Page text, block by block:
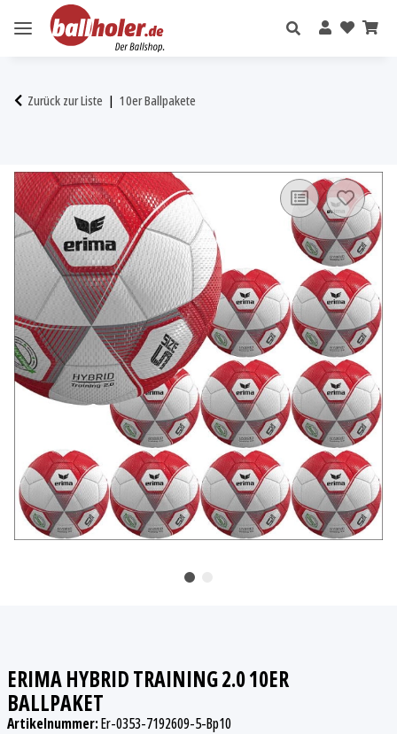
Zurück zur Liste 10er Ballpakete
ERIMA HYBRID TRAINING 2.0 10ER
BALLPAKET
Artikelnummer:Er-0353-7192609-5-Bp10